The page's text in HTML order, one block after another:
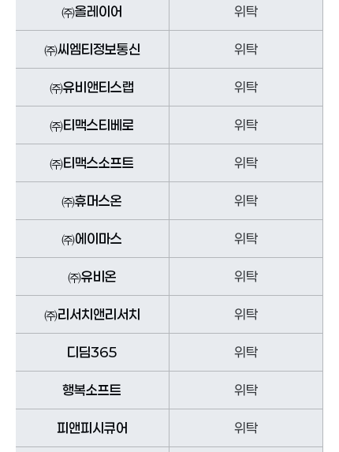
㈜올레이어 위탁
㈜씨엠티정보통신 위탁
㈜유비앤티스랩 위탁
㈜티맥스티베로 위탁
㈜티맥스소프트 위탁
㈜휴머스온 위탁
㈜에이마스 위탁
㈜유비온 위탁
㈜리서치앤리서치 위탁
디딤365 위탁
행복소프트 위탁
피앤피시큐어 위탁